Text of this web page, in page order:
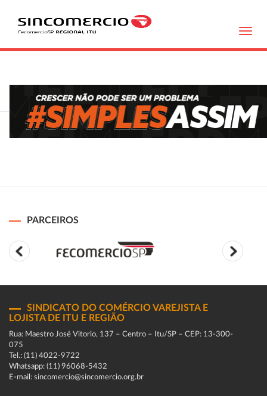
PARCEIROS
SINDICATO DO COMÉRCIO VAREJISTA E
LOJISTA DE ITU E REGIÃO
Rua: Maestro José Vitorio, 137 – Centro – Itu/SP – CEP: 13-300-
075
Tel.: (11) 4022-9722
Whatsapp: (11) 96068-5432
E-mail: sincomercio@sincomercio.org.br